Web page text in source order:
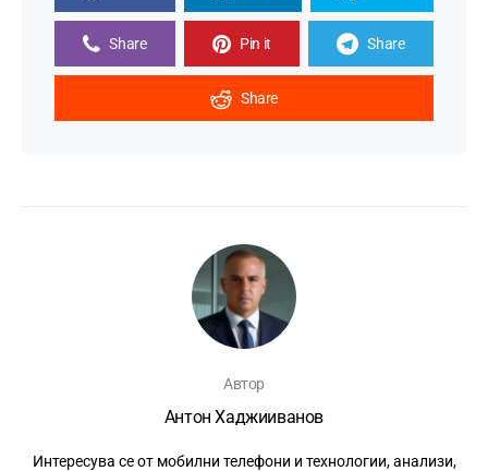
Share Pin it Share
Share
Автор
Антон Хаджииванов
Интересува се от мобилни телефони и технологии, анализи,